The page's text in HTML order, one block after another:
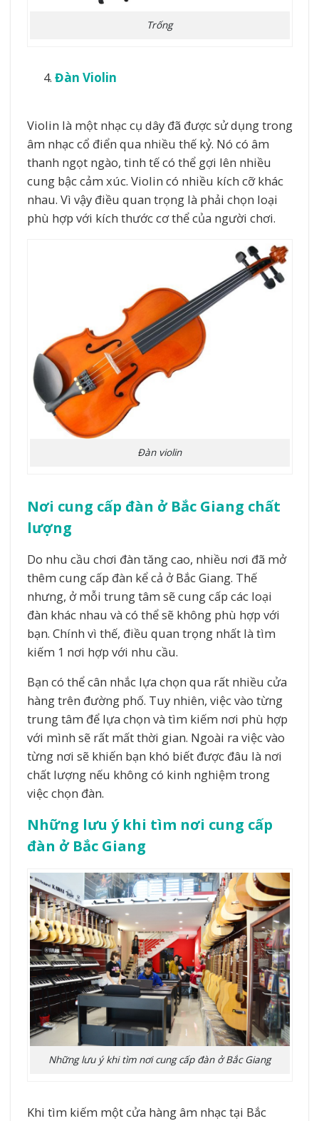
Trống
Đàn Violin
Violin là một nhạc cụ dây đã được sử dụng trong
âm nhạc cổ điển qua nhiều thế kỷ. Nó có âm
thanh ngọt ngào, tinh tế có thể gợi lên nhiều
cung bậc cảm xúc. Violin có nhiều kích cỡ khác
nhau. Vì vậy điều quan trọng là phải chọn loại
phù hợp với kích thước cơ thể của người chơi.
Đàn violin
Nơi cung cấp đàn ở Bắc Giang chất
lượng
Do nhu cầu chơi đàn tăng cao, nhiều nơi đã mở
thêm cung cấp đàn kể cả ở Bắc Giang. Thế
nhưng, ở mỗi trung tâm sẽ cung cấp các loại
đàn khác nhau và có thể sẽ không phù hợp với
bạn. Chính vì thế, điều quan trọng nhất là tìm
kiếm 1 nơi hợp với nhu cầu.
Bạn có thể cân nhắc lựa chọn qua rất nhiều cửa
hàng trên đường phố. Tuy nhiên, việc vào từng
trung tâm để lựa chọn và tìm kiếm nơi phù hợp
với mình sẽ rất mất thời gian. Ngoài ra việc vào
từng nơi sẽ khiến bạn khó biết được đâu là nơi
chất lượng nếu không có kinh nghiệm trong
việc chọn đàn.
Những lưu ý khi tìm nơi cung cấp
đàn ở Bắc Giang
Những lưu ý khi tìm nơi cung cấp đàn ở Bắc Giang
Khi tìm kiếm một cửa hàng âm nhạc tại Bắc